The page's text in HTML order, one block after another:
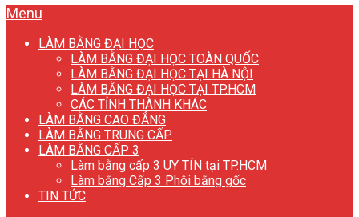
Menu
LÀM BẰNG ĐẠI HỌC
LÀM BẰNG ĐẠI HỌC TOÀN QUỐC
LÀM BẰNG ĐẠI HỌC TẠI HÀ NỘI
LÀM BẰNG ĐẠI HỌC TẠI TP.HCM
CÁC TỈNH THÀNH KHÁC
LÀM BẰNG CAO ĐẲNG
LÀM BẰNG TRUNG CẤP
LÀM BẰNG CẤP 3
Làm bằng cấp 3 UY TÍN tại TP.HCM
Làm bằng Cấp 3 Phôi bằng gốc
TIN TỨC